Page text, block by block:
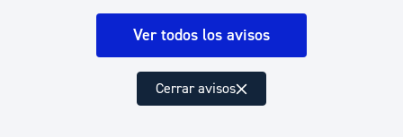
Ver todos los avisos
Cerrar avisos